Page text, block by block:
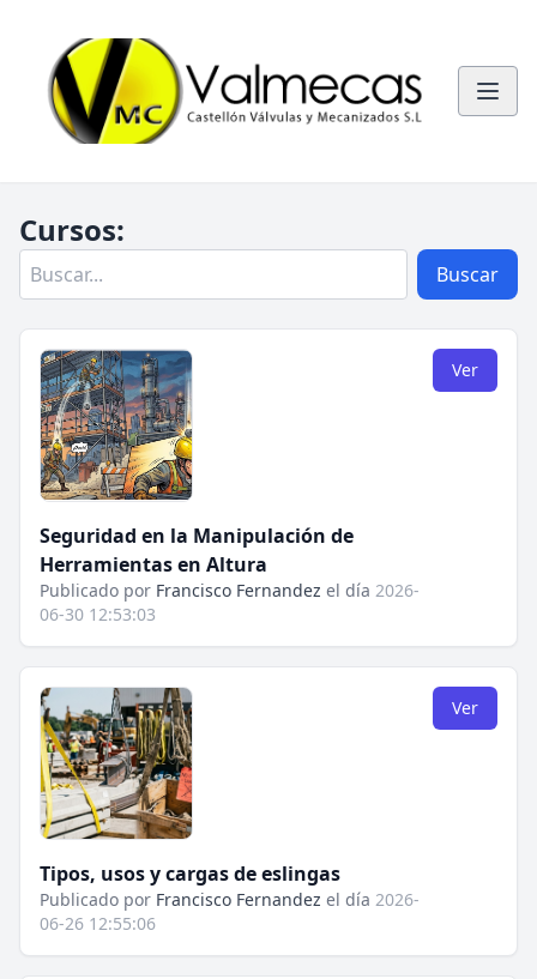
Cursos:
Buscar
Seguridad en la Manipulación de
Herramientas en Altura
Publicado por Francisco Fernandez el día 2026-
06-30 12:53:03
Ver
Tipos, usos y cargas de eslingas
Publicado por Francisco Fernandez el día 2026-
06-26 12:55:06
Ver